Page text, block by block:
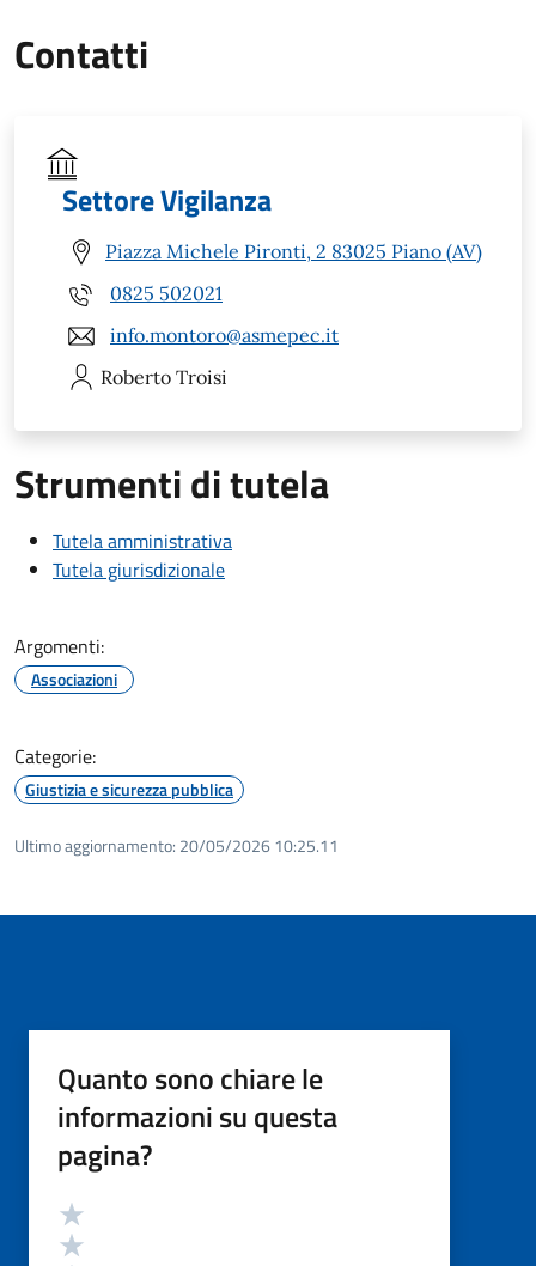
Contatti
Settore Vigilanza
Piazza Michele Pironti, 2 83025 Piano (AV)
0825 502021
info.montoro@asmepec.it
Roberto Troisi
Strumenti di tutela
Tutela amministrativa
Tutela giurisdizionale
Argomenti:
Associazioni
Categorie:
Giustizia e sicurezza pubblica
Ultimo aggiornamento: 20/05/2026 10:25.11
Quanto sono chiare le
informazioni su questa
pagina?
Valutazione